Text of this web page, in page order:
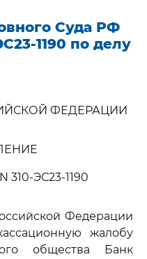
Суда РФ
1190 по делу
ФЕДЕРАЦИИ
310-ЭС23-1190
Федерации
жалобу
общества Банк